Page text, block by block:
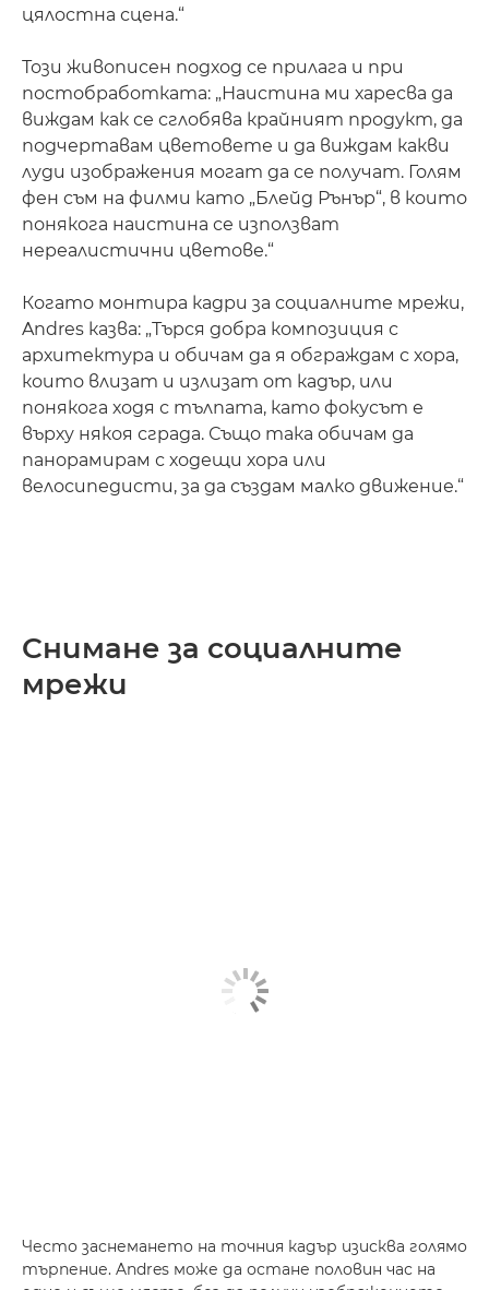
цялостна сцена.“
Този живописен подход се прилага и при
постобработката: „Наистина ми харесва да
виждам как се сглобява крайният продукт, да
подчертавам цветовете и да виждам какви
луди изображения могат да се получат. Голям
фен съм на филми като „Блейд Рънър“, в които
понякога наистина се използват
нереалистични цветове.“
Когато монтира кадри за социалните мрежи,
Andres казва: „Търся добра композиция с
архитектура и обичам да я обграждам с хора,
които влизат и излизат от кадър, или
понякога ходя с тълпата, като фокусът е
върху някоя сграда. Също така обичам да
панорамирам с ходещи хора или
велосипедисти, за да създам малко движение.“
Снимане за социалните
мрежи
Често заснемането на точния кадър изисква голямо
търпение. Andres може да остане половин час на